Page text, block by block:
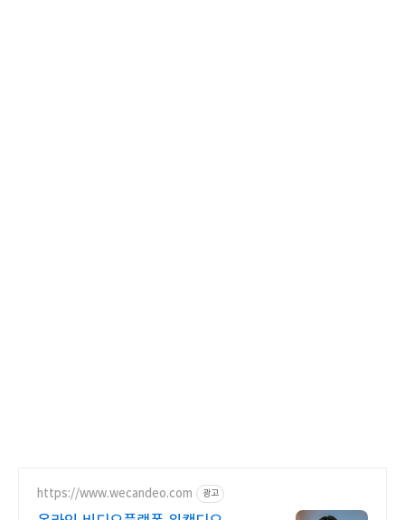
https://www.wecandeo.com 광고